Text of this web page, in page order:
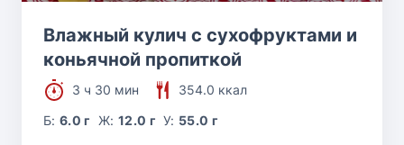
Влажный кулич с сухофруктами и
коньячной пропиткой
3 ч 30 мин
354.0 ккал
Б:6.0 г Ж: 12.0 г У: 55.0 г